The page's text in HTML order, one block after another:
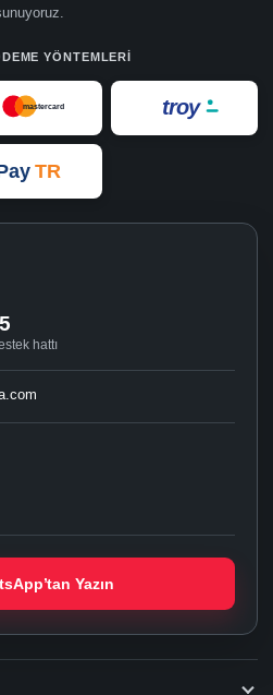
YÖNTEMLERI
mastercard troy
TR
hattı
Yazın